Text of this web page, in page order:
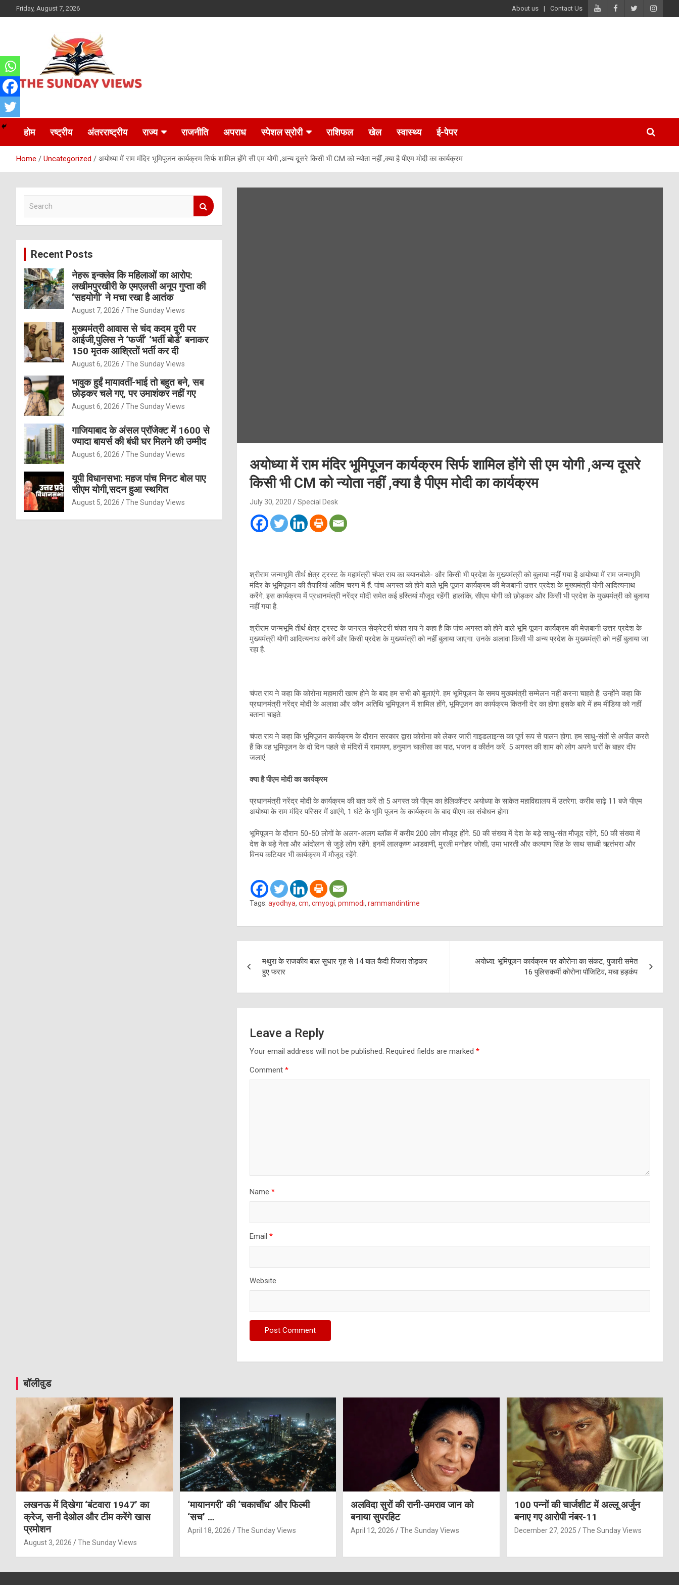
to
Friday, August 7, 2026 About us Contact Us
The Sunday views
होम रष्ट्रीय अंतरराष्ट्रीय राज्य राजनीति अपराध स्पेशल स्रोरी राशिफल खेल स्वास्थ्य ई-पेपर
Home Uncategorized अयोध्या में राम मंदिर भूमिपूजन कार्यक्रम सिर्फ शामिल होंगे सी एम योगी ,अन्य दूसरे किसी भी CM को न्योता नहीं ,क्या है पीएम मोदी का कार्यक्रम
अयोध्या में राम मंदिर भूमिपूजन कार्यक्रम सिर्फ शामिल होंगे सी एम योगी ,अन्य दूसरे
किसी भी CM को न्योता नहीं ,क्या है पीएम मोदी का कार्यक्रम
July 30, 2020 Special Desk
श्रीराम जन्मभूमि तीर्थ क्षेत्र ट्रस्ट के महामंत्री चंपत राय का बयानबोले- और किसी भी प्रदेश के मुख्यमंत्री को बुलाया नहीं गया है अयोध्या में राम जन्मभूमि
मंदिर के भूमिपूजन की तैयारियां अंतिम चरण में हैं. पांच अगस्त को होने वाले भूमि पूजन कार्यक्रम की मेजबानी उत्तर प्रदेश के मुख्यमंत्री योगी आदित्यनाथ
करेंगे. इस कार्यक्रम में प्रधानमंत्री नरेंद्र मोदी समेत कई हस्तियां मौजूद रहेंगी. हालांकि, सीएम योगी को छोड़कर और किसी भी प्रदेश के मुख्यमंत्री को बुलाया
नहीं गया है.
श्रीराम जन्मभूमि तीर्थ क्षेत्र ट्रस्ट के जनरल सेक्रेटरी चंपत राय ने कहा है कि पांच अगस्त को होने वाले भूमि पूजन कार्यक्रम की मेज़बानी उत्तर प्रदेश के
मुख्यमंत्री योगी आदित्यनाथ करेगें और किसी प्रदेश के मुख्यमंत्री को नहीं बुलाया जाएगा. उनके अलावा किसी भी अन्य प्रदेश के मुख्यमंत्री को नहीं बुलाया जा
रहा है.
चंपत राय ने कहा कि कोरोना महामारी खत्म होने के बाद हम सभी को बुलाएंगे. हम भूमिपूजन के समय मुख्यमंत्री सम्मेलन नहीं करना चाहते हैं. उन्होंने कहा कि
प्रधानमंत्री नरेंद्र मोदी के अलावा और कौन अतिथि भूमिपूजन में शामिल होंगे, भूमिपूजन का कार्यक्रम कितनी देर का होगा इसके बारे में हम मीडिया को नहीं
बताना चाहते.
चंपत राय ने कहा कि भूमिपूजन कार्यक्रम के दौरान सरकार द्वारा कोरोना को लेकर जारी गाइडलाइन्स का पूर्ण रूप से पालन होगा. हम साधु-संतों से अपील करते
हैं कि वह भूमिपूजन के दो दिन पहले से मंदिरों में रामायण, हनुमान चालीसा का पाठ, भजन व कीर्तन करें. 5 अगस्त की शाम को लोग अपने घरों के बाहर दीप
जलाएं.
क्या है पीएम मोदी का कार्यक्रम
प्रधानमंत्री नरेंद्र मोदी के कार्यक्रम की बात करें तो 5 अगस्त को पीएम का हेलिकॉप्टर अयोध्या के साकेत महाविद्यालय में उतरेगा. करीब साढ़े 11 बजे पीएम
अयोध्या के राम मंदिर परिसर में आएंगे, 1 घंटे के भूमि पूजन के कार्यक्रम के बाद पीएम का संबोधन होगा.
भूमिपूजन के दौरान 50-50 लोगों के अलग-अलग ब्लॉक में करीब 200 लोग मौजूद होंगे. 50 की संख्या में देश के बड़े साधु-संत मौजूद रहेंगे, 50 की संख्या में
देश के बड़े नेता और आंदोलन से जुड़े लोग रहेंगे. इनमें लालकृष्ण आडवाणी, मुरली मनोहर जोशी, उमा भारती और कल्याण सिंह के साथ साध्वी ऋतंभरा और
विनय कटियार भी कार्यक्रम में मौजूद रहेंगे.
Tags: ayodhya, cm, cmyogi, pmmodi, rammandintime
navigation
मथुरा के राजकीय बाल सुधार गृह से 14 बाल कैदी पिंजरा तोड़कर
हुए फरार
अयोध्या: भूमिपूजन कार्यक्रम पर कोरोना का संकट, पुजारी समेत
16 पुलिसकर्मी कोरोना पॉजिटिव, मचा हड़कंप
Leave a Reply
Your email address will not be published. Required fields are marked *
Comment *
Name *
Email *
Website
c
Recent Posts
नेहरू इन्क्लेव कि महिलाओं का आरोप:
लखीमपुरखीरी के एमएलसी अनूप गुप्ता की
‘सहयोगी’ ने मचा रखा है आतंक
August 7, 2026 The Sunday Views
मुख्यमंत्री आवास से चंद कदम दूरी पर
आईजी,पुलिस ने ‘फर्जी’ ‘भर्ती बोर्ड’ बनाकर
150 मृतक आश्रितों भर्ती कर दी
August 6, 2026 The Sunday Views
भावुक हुईं मायावतीं-भाई तो बहुत बने, सब
छोड़कर चले गए, पर उमाशंकर नहीं गए
August 6, 2026 The Sunday Views
गाजियाबाद के अंसल प्रॉजेक्ट में 1600 से
ज्यादा बायर्स की बंधी घर मिलने की उम्मीद
August 6, 2026 The Sunday Views
यूपी विधानसभा: महज पांच मिनट बोल पाए
सीएम योगी,सदन हुआ स्थगित
August 5, 2026 The Sunday Views
बॉलीवुड
लखनऊ में दिखेगा ‘बंटवारा 1947’ का
क्रेज, सनी देओल और टीम करेंगे खास
प्रमोशन
August 3, 2026 The Sunday Views
‘मायानगरी’ की ‘चकाचौंध’ और फिल्मी
‘सच’ …
April 18, 2026 The Sunday Views
अलविदा सुरों की रानी-उमराव जान को
बनाया सुपरहिट
April 12, 2026 The Sunday Views
100 पन्नों की चार्जशीट में अल्लू अर्जुन
बनाए गए आरोपी नंबर-11
December 27, 2025 The Sunday Views